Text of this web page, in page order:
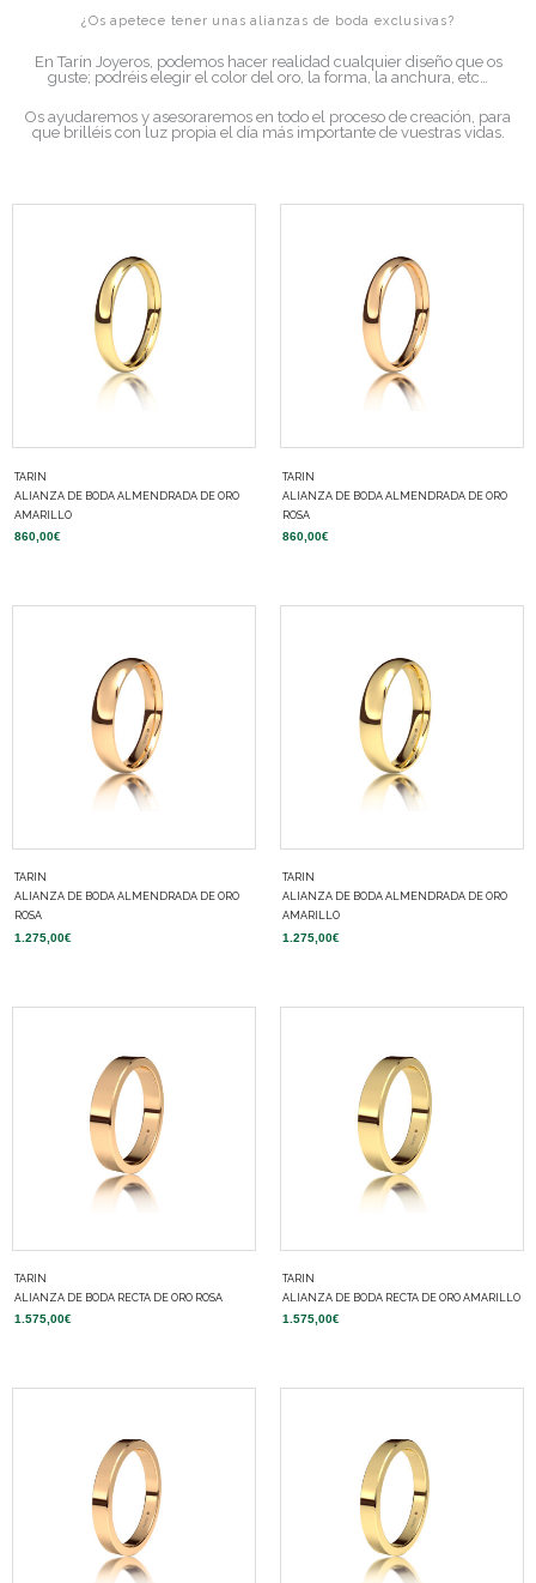
¿Os apetece tener unas alianzas de boda exclusivas?
En Tarín Joyeros, podemos hacer realidad cualquier diseño que os
guste; podréis elegir el color del oro, la forma, la anchura, etc…
Os ayudaremos y asesoraremos en todo el proceso de creación, para
que brilléis con luz propia el día más importante de vuestras vidas.
TARIN
ALIANZA DE BODA ALMENDRADA DE ORO
AMARILLO
860,00€
TARIN
ALIANZA DE BODA ALMENDRADA DE ORO
ROSA
860,00€
TARIN
ALIANZA DE BODA ALMENDRADA DE ORO
ROSA
1.275,00€
TARIN
ALIANZA DE BODA ALMENDRADA DE ORO
AMARILLO
1.275,00€
TARIN
ALIANZA DE BODA RECTA DE ORO ROSA
1.575,00€
TARIN
ALIANZA DE BODA RECTA DE ORO AMARILLO
1.575,00€